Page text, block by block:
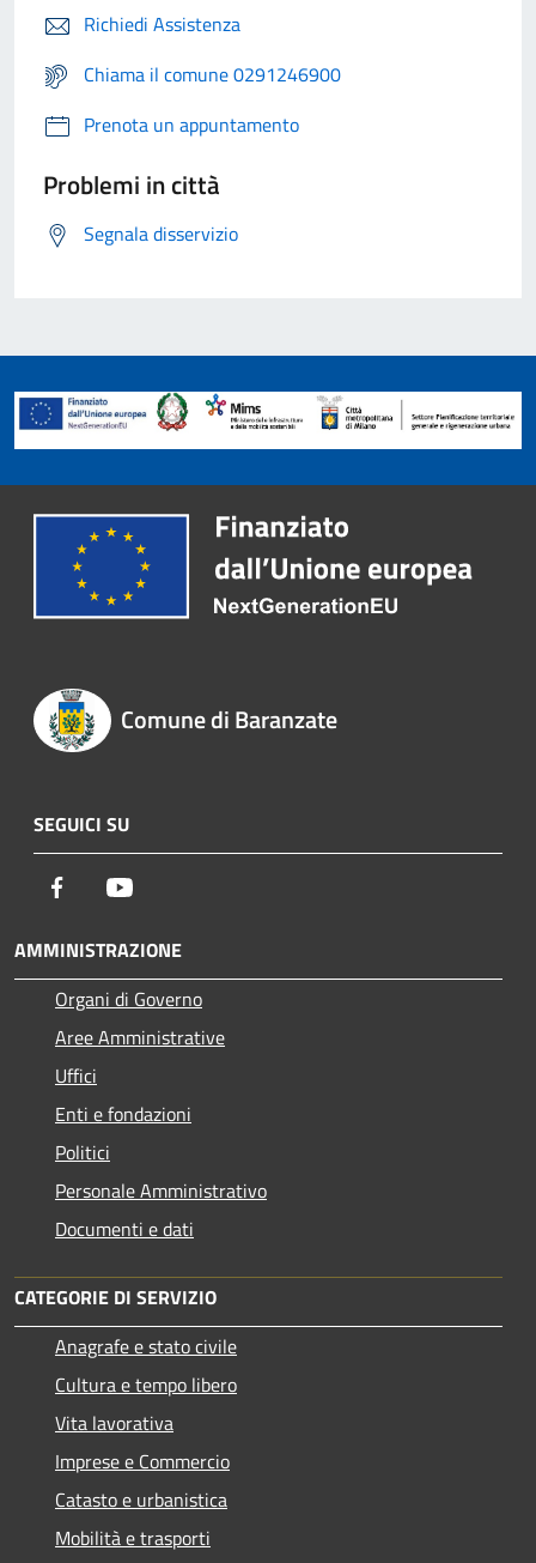
Richiedi Assistenza
Chiama il comune 0291246900
Prenota un appuntamento
Problemi in città
Segnala disservizio
Comune di Baranzate
SEGUICI SU
Facebook
AMMINISTRAZIONE
Organi di Governo
Aree Amministrative
Uffici
Enti e fondazioni
Politici
Personale Amministrativo
Documenti e dati
CATEGORIE DI SERVIZIO
Anagrafe e stato civile
Cultura e tempo libero
Vita lavorativa
Imprese e Commercio
Catasto e urbanistica
Mobilità e trasporti